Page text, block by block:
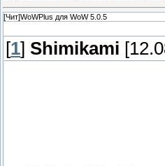
[Чит]WoWPlus для WoW 5.0.5
[1] Shimikami